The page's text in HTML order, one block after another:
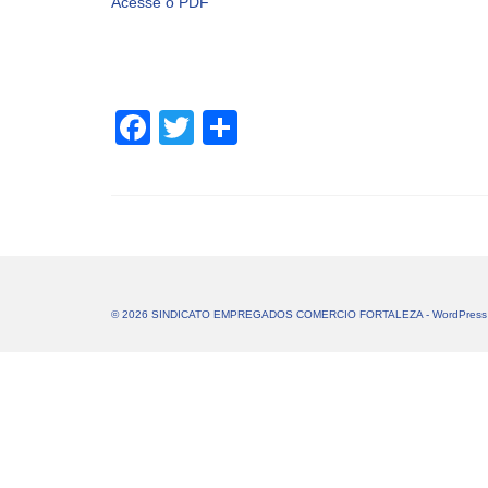
Facebook
Twitter
© 2026 SINDICATO EMPREGADOS COMERCIO FORTALEZA -